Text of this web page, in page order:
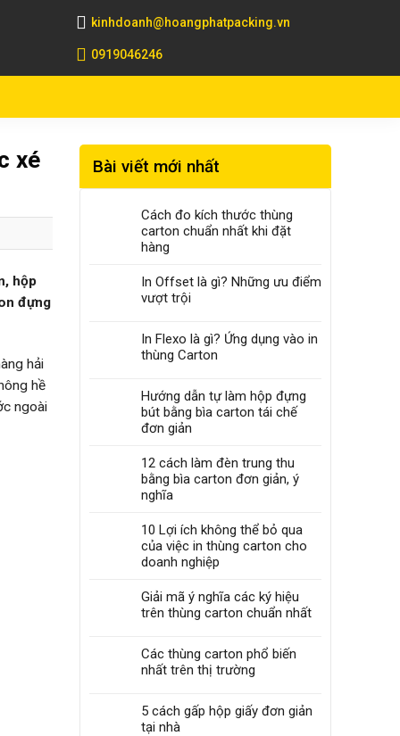
kinhdoanh@hoangphatpacking.vn
0919046246
xé
hộp
đựng
hải
hề
ngoài
Bài viết mới nhất
Cách đo kích thước thùng
carton chuẩn nhất khi đặt
hàng
In Offset là gì? Những ưu điểm
vượt trội
In Flexo là gì? Ứng dụng vào in
thùng Carton
Hướng dẫn tự làm hộp đựng
bút bằng bìa carton tái chế
đơn giản
12 cách làm đèn trung thu
bằng bìa carton đơn giản, ý
nghĩa
10 Lợi ích không thể bỏ qua
của việc in thùng carton cho
doanh nghiệp
Giải mã ý nghĩa các ký hiệu
trên thùng carton chuẩn nhất
Các thùng carton phổ biến
nhất trên thị trường
5 cách gấp hộp giấy đơn giản
tại nhà